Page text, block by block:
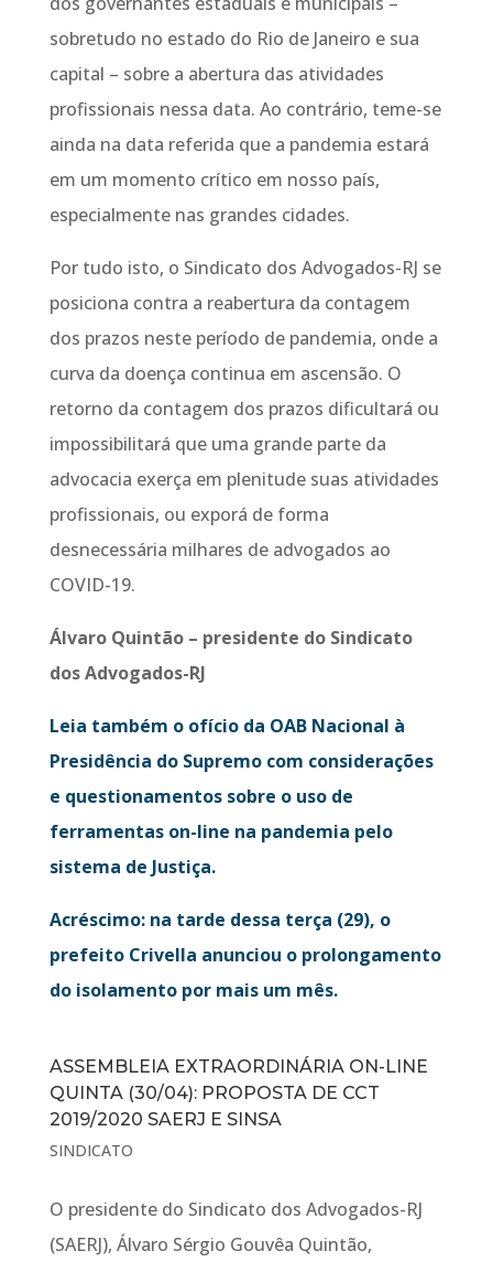
sobretudo no estado do Rio de Janeiro e sua
capital – sobre a abertura das atividades
profissionais nessa data. Ao contrário, teme-se
ainda na data referida que a pandemia estará
em um momento crítico em nosso país,
especialmente nas grandes cidades.
Por tudo isto, o Sindicato dos Advogados-RJ se
posiciona contra a reabertura da contagem
dos prazos neste período de pandemia, onde a
curva da doença continua em ascensão. O
retorno da contagem dos prazos dificultará ou
impossibilitará que uma grande parte da
advocacia exerça em plenitude suas atividades
profissionais, ou exporá de forma
desnecessária milhares de advogados ao
COVID-19.
Álvaro Quintão – presidente do Sindicato
dos Advogados-RJ
Leia também o ofício da OAB Nacional à
Presidência do Supremo com considerações
e questionamentos sobre o uso de
ferramentas on-line na pandemia pelo
sistema de Justiça.
Acréscimo: na tarde dessa terça (29), o
prefeito Crivella anunciou o prolongamento
do isolamento por mais um mês.
ASSEMBLEIA EXTRAORDINÁRIA ON-LINE
QUINTA (30/04): PROPOSTA DE CCT
2019/2020 SAERJ E SINSA
SINDICATO
O presidente do Sindicato dos Advogados-RJ
(SAERJ), Álvaro Sérgio Gouvêa Quintão,